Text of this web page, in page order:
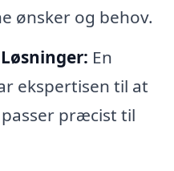
ønsker og behov.
En
ekspertisen til at
præcist til